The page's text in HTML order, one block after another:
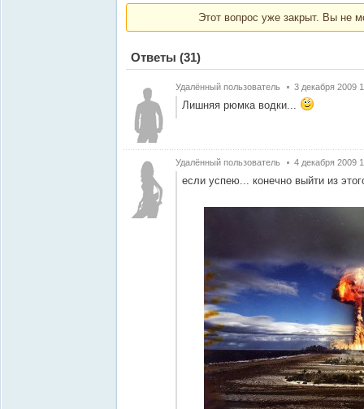
Этот вопрос уже закрыт. Вы не
Ответы (31)
Удалённый пользователь 3 декабря 2009
Лишняя рюмка водки...
Удалённый пользователь 4 декабря 2009
если успею... конечно выйти из